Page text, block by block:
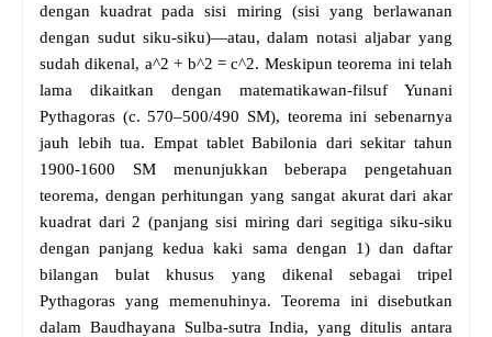
dengan kuadrat pada sisi miring (sisi yang berlawanan
dengan sudut siku-siku)—atau, dalam notasi aljabar yang
sudah dikenal, a^2 + b^2 = c^2. Meskipun teorema ini telah
lama dikaitkan dengan matematikawan-filsuf Yunani
Pythagoras (c. 570–500/490 SM), teorema ini sebenarnya
jauh lebih tua. Empat tablet Babilonia dari sekitar tahun
1900-1600 SM menunjukkan beberapa pengetahuan
teorema, dengan perhitungan yang sangat akurat dari akar
kuadrat dari 2 (panjang sisi miring dari segitiga siku-siku
dengan panjang kedua kaki sama dengan 1) dan daftar
bilangan bulat khusus yang dikenal sebagai tripel
Pythagoras yang memenuhinya. Teorema ini disebutkan
dalam Baudhayana Sulba-sutra India, yang ditulis antara